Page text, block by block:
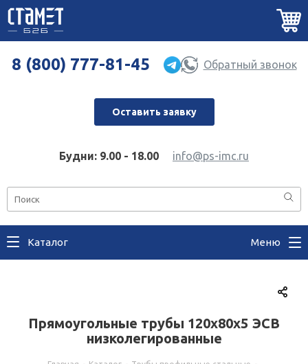
8 (800) 777-81-45 Обратный звонок
Оставить заявку
Будни: 9.00 - 18.00 info@ps-imc.ru
Каталог Меню
Прямоугольные трубы 120x80x5 ЭСВ
низколегированные